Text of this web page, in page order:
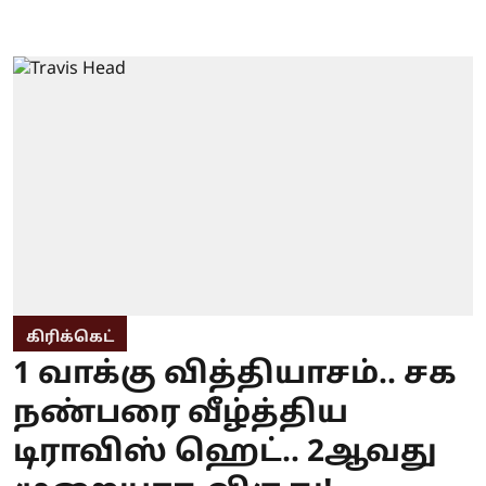
கிரிக்கெட்
1 வாக்கு வித்தியாசம்.. சக
நண்பரை வீழ்த்திய
டிராவிஸ் ஹெட்.. 2ஆவது